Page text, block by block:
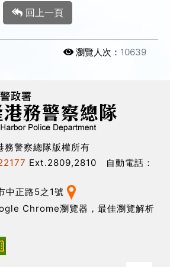
回上一頁
瀏覽人次： 10639
務警察總隊版權所有
Ext.2809,2810 自動電話：
中正路5之1號
Chrome瀏覽器，最佳瀏覽解析